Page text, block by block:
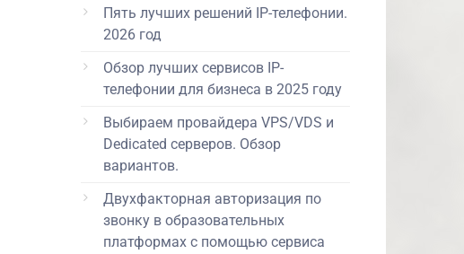
Пять лучших решений IP-телефонии.
2026 год
Обзор лучших сервисов IP-
телефонии для бизнеса в 2025 году
Выбираем провайдера VPS/VDS и
Dedicated серверов. Обзор
вариантов.
Двухфакторная авторизация по
звонку в образовательных
платформах с помощью сервиса